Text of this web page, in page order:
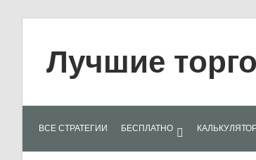
contentЛучшие
для
ВСЕ СТРАТЕГИИ БЕСПЛАТНО